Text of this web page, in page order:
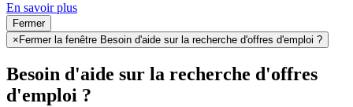
En savoir plus
Fermer
× Fermer la fenêtre Besoin d'aide sur la recherche d'offres d'emploi ?
Besoin d'aide sur la recherche d'offres
d'emploi ?